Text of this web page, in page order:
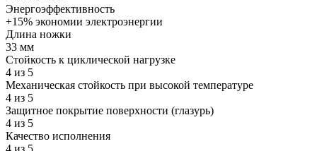
Энергоэффективность
+15% экономии электроэнергии
Длина ножки
33 мм
Стойкость к циклической нагрузке
4 из 5
Механическая стойкость при высокой температуре
4 из 5
Защитное покрытие поверхности (глазурь)
4 из 5
Качество исполнения
4 из 5